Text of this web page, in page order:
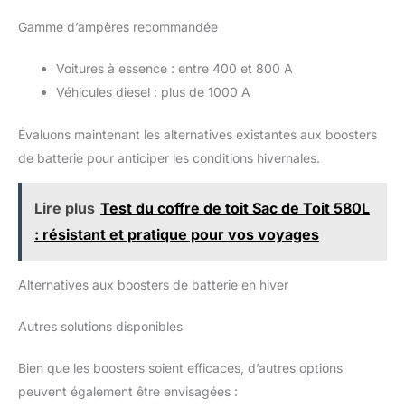
Gamme d’ampères recommandée
Voitures à essence : entre 400 et 800 A
Véhicules diesel : plus de 1000 A
Évaluons maintenant les alternatives existantes aux boosters
de batterie pour anticiper les conditions hivernales.
Lire plus Test du coffre de toit Sac de Toit 580L
: résistant et pratique pour vos voyages
Alternatives aux boosters de batterie en hiver
Autres solutions disponibles
Bien que les boosters soient efficaces, d’autres options
peuvent également être envisagées :